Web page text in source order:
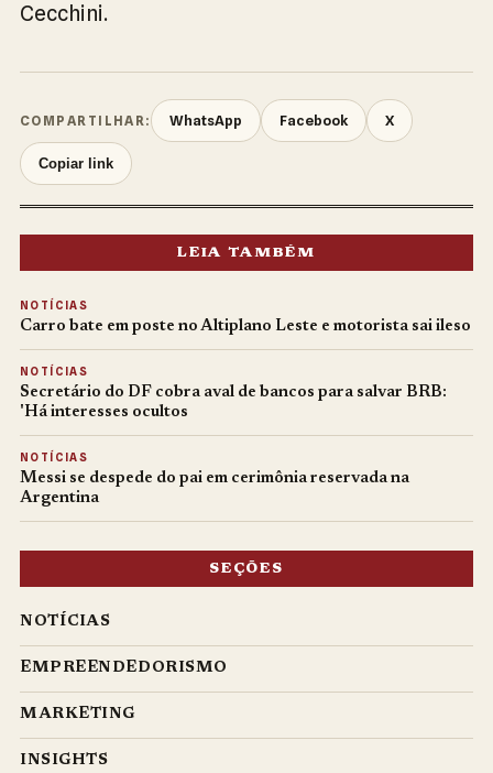
Cecchini.
COMPARTILHAR: WhatsApp Facebook X
Copiar link
LEIA TAMBÉM
NOTÍCIAS
Carro bate em poste no Altiplano Leste e motorista sai ileso
NOTÍCIAS
Secretário do DF cobra aval de bancos para salvar BRB:
'Há interesses ocultos
NOTÍCIAS
Messi se despede do pai em cerimônia reservada na
Argentina
SEÇÕES
NOTÍCIAS
EMPREENDEDORISMO
MARKETING
INSIGHTS